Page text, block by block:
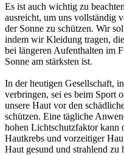
Es ist auch wichtig zu
ausreicht, um uns vollständig
der Sonne zu schützen. Wir
indem wir Kleidung tragen,
bei längeren Aufenthalten im
Sonne am stärksten ist.
In der heutigen Gesellschaft,
verbringen, sei es beim Sport
unsere Haut vor den
schützen. Eine tägliche
hohen Lichtschutzfaktor kann
Hautkrebs und vorzeitiger
Haut gesund und strahlend zu